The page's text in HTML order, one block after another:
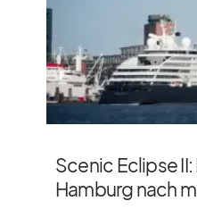
Scenic Eclipse
Hamburg nach